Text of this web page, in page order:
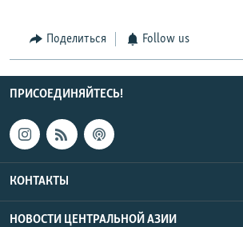
Поделиться Follow us
ПРИСОЕДИНЯЙТЕСЬ!
КОНТАКТЫ
НОВОСТИ ЦЕНТРАЛЬНОЙ АЗИИ